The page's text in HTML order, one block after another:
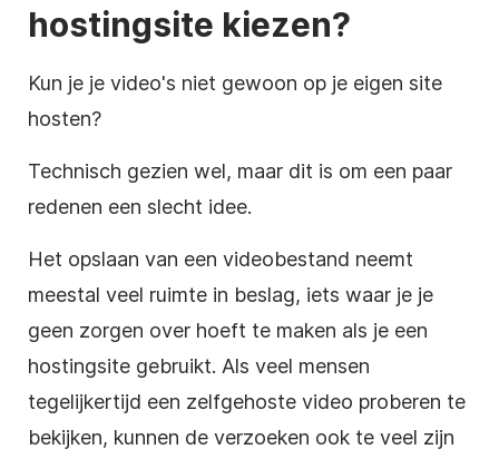
hostingsite kiezen?
Kun je je video's niet gewoon op je eigen site
hosten?
Technisch gezien wel, maar dit is om een paar
redenen een slecht idee.
Het opslaan van een videobestand neemt
meestal veel ruimte in beslag, iets waar je je
geen zorgen over hoeft te maken als je een
hostingsite gebruikt. Als veel mensen
tegelijkertijd een zelfgehoste video proberen te
bekijken, kunnen de verzoeken ook te veel zijn